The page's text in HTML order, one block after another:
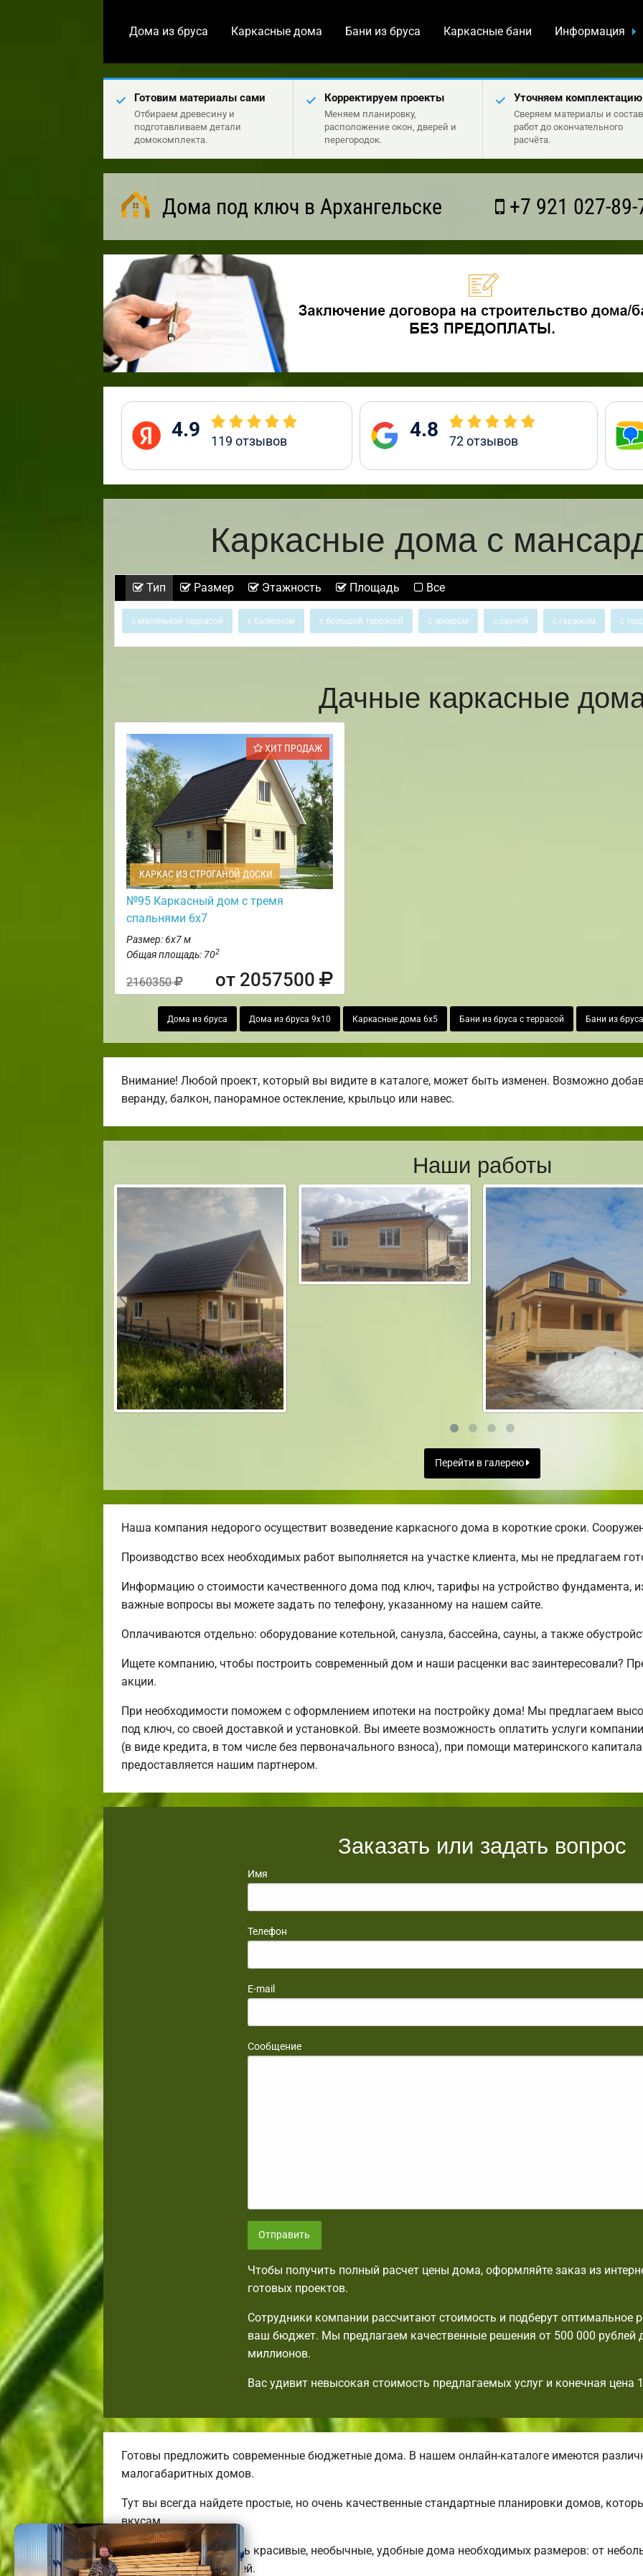
Дома из бруса Каркасные дома Бани из бруса Каркасные бани Информация
Готовим материалы сами
Отбираем древесину и
подготавливаем детали
домокомплекта.
Корректируем проекты
Меняем планировку,
расположение окон, дверей и
перегородок.
Уточняем комплектацию
Сверяем материалы и состав
работ до окончательного
расчёта.
Дома под ключ в Архангельске +7 921 027-89-
4.9 119 отзывов 4.8 72отзывов
Каркасные дома с
Тип Размер Этажность Площадь Все
с маленькой террасой с балконом с большой террасой с эркером с сауной с гаражом с
Дачные каркасные
ХИТ ПРОДАЖ
КАРКАС ИЗ СТРОГАНОЙ ДОСКИ
№95 Каркасный дом с тремя
спальнями 6х7
Размер: 6х7 м
Общая площадь: 702
2160350 от 2057500
Дома из бруса Дома из бруса 9х10 Каркасные дома 6х5 Бани из бруса с террасой Бани из
Внимание! Любой проект, который вы видите в каталоге, может быть изменен. Возможно
веранду, балкон, панорамное остекление, крыльцо или навес.
Наши работы
Перейти в галерею
Наша компания недорого осуществит возведение каркасного дома в короткие сроки.
Производство всех необходимых работ выполняется на участке клиента, мы не предлагаем
Информацию о стоимости качественного дома под ключ, тарифы на устройство фундамента,
важные вопросы вы можете задать по телефону, указанному на нашем сайте.
Оплачиваются отдельно: оборудование котельной, санузла, бассейна, сауны, а также
Ищете компанию, чтобы построить современный дом и наши расценки вас заинтересовали?
акции.
При необходимости поможем с оформлением ипотеки на постройку дома! Мы предлагаем
под ключ, со своей доставкой и установкой. Вы имеете возможность оплатить услуги
(в виде кредита, в том числе без первоначального взноса), при помощи материнского
предоставляется нашим партнером.
Заказать или задать вопрос
Имя
Телефон
E-mail
Сообщение
Отправить
Чтобы получить полный расчет цены дома, оформляйте заказ из
готовых проектов.
Сотрудники компании рассчитают стоимость и подберут оптимальное
ваш бюджет. Мы предлагаем качественные решения от 500 000 рублей
миллионов.
Вас удивит невысокая стоимость предлагаемых услуг и конечная цена
Готовы предложить современные бюджетные дома. В нашем онлайн-каталоге имеются
малогабаритных домов.
Тут вы всегда найдете простые, но очень качественные стандартные планировки домов,
вкусам.
Мы готовы предложить красивые, необычные, удобные дома необходимых размеров: от
трехэтажных коттеджей.